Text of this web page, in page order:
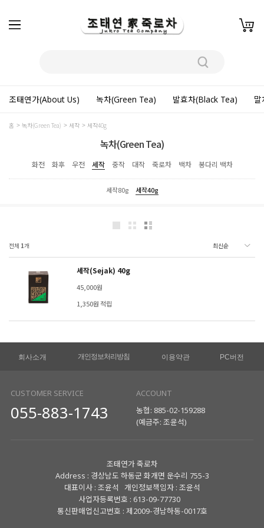
조태연가(About Us) 녹차(Green Tea) 발효차(Black Tea)
홈 녹차(Green Tea) 세작 세작40g
녹차(Green Tea)
화전 화후 우전 세작 중작 대작 죽로차 백차 봉다리 백차
세작80g 세작40g
전체 1개
세작(Sejak) 40g
45,000원
1,350원 적립
회사소개 개인정보처리방침 이용약관 PC버전
CUSTOMER SERVICE
055-883-1743
ACCOUNT
농협: 885-02-159288
(예금주: 조윤석)
조태연가 죽로차
Address : 경상남도 하동군 화개면 운수리 755-3
대표이사 : 조윤석 개인정보책임자 : 조윤석
사업자등록번호 : 613-09-77730
통신판매업신고번호 : 제2009-경남하동-0017호